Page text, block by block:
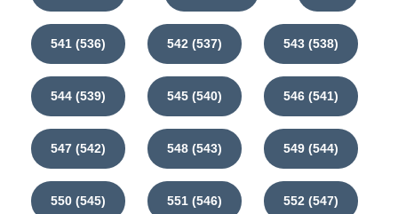
541 (536) 542 (537) 543 (538)
544 (539) 545 (540) 546 (541)
547 (542) 548 (543) 549 (544)
550 (545) 551 (546) 552 (547)